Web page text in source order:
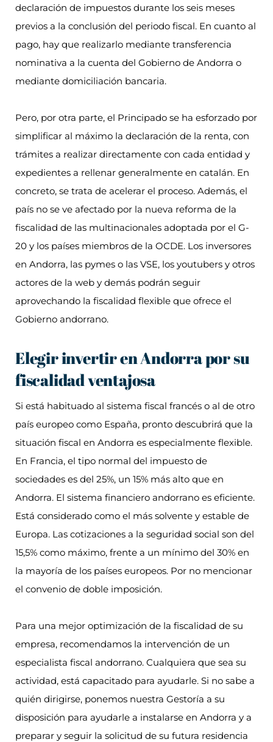
declaración de impuestos durante los seis meses
previos a la conclusión del periodo fiscal. En cuanto al
pago, hay que realizarlo mediante transferencia
nominativa a la cuenta del Gobierno de Andorra o
mediante domiciliación bancaria.
Pero, por otra parte, el Principado se ha esforzado por
simplificar al máximo la declaración de la renta, con
trámites a realizar directamente con cada entidad y
expedientes a rellenar generalmente en catalán. En
concreto, se trata de acelerar el proceso. Además, el
país no se ve afectado por la nueva reforma de la
fiscalidad de las multinacionales adoptada por el G-
20 y los países miembros de la OCDE. Los inversores
en Andorra, las pymes o las VSE, los youtubers y otros
actores de la web y demás podrán seguir
aprovechando la fiscalidad flexible que ofrece el
Gobierno andorrano.
Elegir invertir en Andorra por su
fiscalidad ventajosa
Si está habituado al sistema fiscal francés o al de otro
país europeo como España, pronto descubrirá que la
situación fiscal en Andorra es especialmente flexible.
En Francia, el tipo normal del impuesto de
sociedades es del 25%, un 15% más alto que en
Andorra. El sistema financiero andorrano es eficiente.
Está considerado como el más solvente y estable de
Europa. Las cotizaciones a la seguridad social son del
15,5% como máximo, frente a un mínimo del 30% en
la mayoría de los países europeos. Por no mencionar
el convenio de doble imposición.
Para una mejor optimización de la fiscalidad de su
empresa, recomendamos la intervención de un
especialista fiscal andorrano. Cualquiera que sea su
actividad, está capacitado para ayudarle. Si no sabe a
quién dirigirse, ponemos nuestra Gestoría a su
disposición para ayudarle a instalarse en Andorra y a
preparar y seguir la solicitud de su futura residencia